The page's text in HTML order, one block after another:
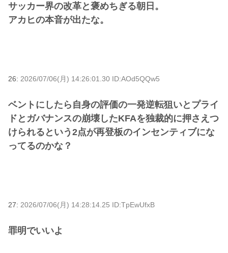
サッカー界の改革と褒めちぎる朝日。
アカヒの本音が出たな。
26: 2026/07/06(月) 14:26:01.30 ID:AOd5QQw5
ベントにしたら自身の評価の一発逆転狙いとプライ
ドとガバナンスの崩壊したKFAを独裁的に押さえつ
けられるという2点が再登板のインセンティブにな
ってるのかな？
27: 2026/07/06(月) 14:28:14.25 ID:TpEwUfxB
罪明でいいよ